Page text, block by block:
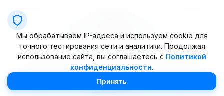
Условия использования
© 2025–2026 OpenSpeedTest (ИП Долматова В.В.). Все права
Мы обрабатываем IP-адреса и используем cookie для
точного тестирования сети и аналитики. Продолжая
использование сайта, вы соглашаетесь с Политикой
конфиденциальности.
Принять